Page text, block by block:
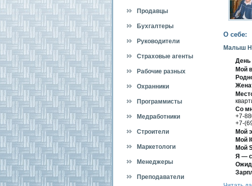
Продавцы
Бухгалтеры
Руководители
Страховые агенты
Рабочие разных
специальностей
Охранники
Программисты
Медработники
Строители
Маркетологи
Менеджеры
Преподаватели
О себе:
Малыш
День
Мοй
Со
+7-
+7-
Мοй
Мοй
Мοй
Я —